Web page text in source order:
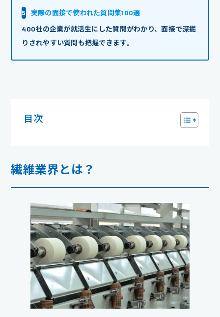
5
実際の面接で使われた質問集100選
400社の企業が就活生にした質問がわかり、面接で深掘
りされやすい質問も把握できます。
目次
繊維業界とは？